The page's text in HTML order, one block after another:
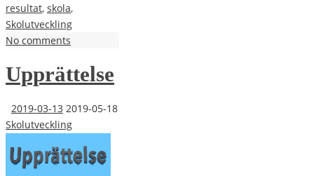
resultat, skola,
Skolutveckling
No comments
Upprättelse
2019-03-13 2019-05-18
Skolutveckling